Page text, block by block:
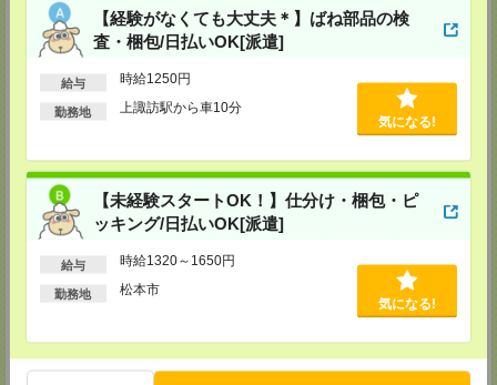
【経験がなくても大丈夫＊】ばね部品の検
査・梱包/日払いOK[派遣]
給与 時給1250円
勤務地
上諏訪駅から車10分
気になる!
【未経験スタートOK！】仕分け・梱包・ピ
ッキング/日払いOK[派遣]
給与 時給1320～1650円
勤務地
松本市
気になる!
大阪営業所
〒530-0017
大阪府大阪市北区角田町8番1号 大阪梅田ツインタワーズ・ノース34階
TEL：0120-995-985
FAX：0120-992-568
担当：採用担当
〒650-0044
兵庫県神戸市中央区東川崎町1丁目3番3号 神戸ハーバーランドセンタービ
ル18階
TEL：0120-995-984
FAX：0120-709-785
担当：採用担当
広島営業所
〒730-0031
広島県広島市中区紙屋町2丁目1番地22号 広島興銀ビル11階
FAX：0120-934-504
担当：採用担当